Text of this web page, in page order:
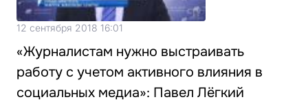
12 сентября 2018 16:01
«Журналистам нужно выстраивать
работу с учетом активного влияния в
социальных медиа»: Павел Лёгкий